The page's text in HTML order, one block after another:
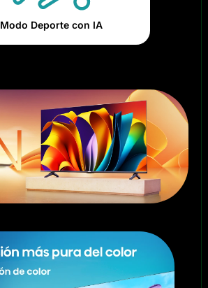
Modo Deporte con IA